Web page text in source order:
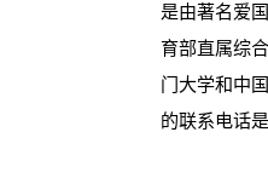
是由著名爱
育部直属综
门大学和中
的联系电话